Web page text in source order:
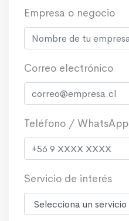
Empresa o negocio
Correo electrónico
Teléfono / WhatsApp
Servicio de interés